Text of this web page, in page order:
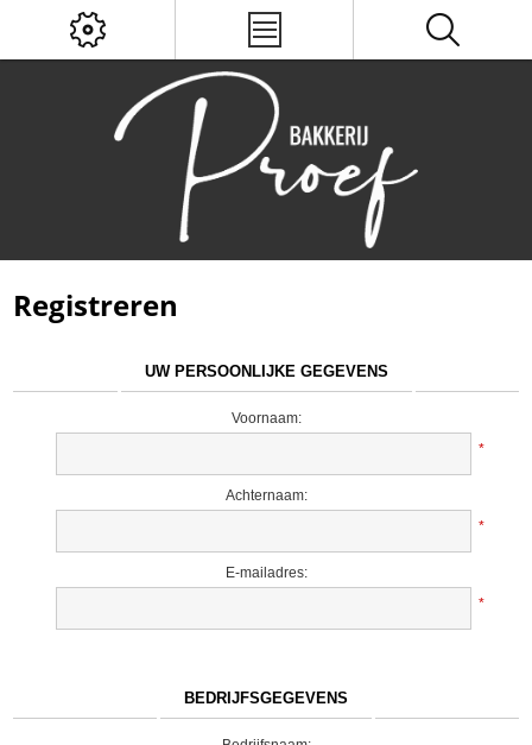
Registreren
UW PERSOONLIJKE GEGEVENS
Voornaam:
*
Achternaam:
*
E-mailadres:
*
BEDRIJFSGEGEVENS